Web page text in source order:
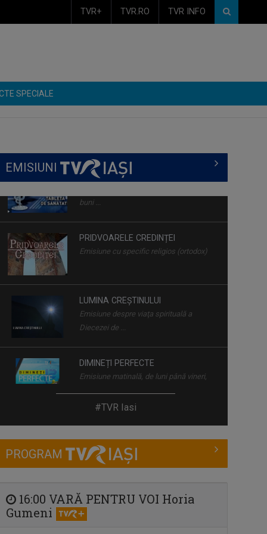
TVR+ TVR.RO TVR INFO
SPECIALE
EMISIUNI
Emisiune cu specific religios (ortodox)
Emisiune despre viaţa spirituală a
Diecezei de ...
Emisiune matinală, de luni până vineri,
de la ...
Dezbatere politică la care participă ...
ÎNTÂLNIRI ADMIRABILE
FORUM ECONOMIC
#TVR Iasi
PROGRAM
16:00 VARĂ PENTRU VOI Horia
Gumeni